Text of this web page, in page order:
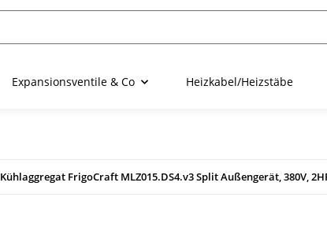
Expansionsventile & Co Heizkabel/Heizstäbe
Kühlaggregat FrigoCraft MLZ015.DS4.v3 Split Außengerät, 380V,